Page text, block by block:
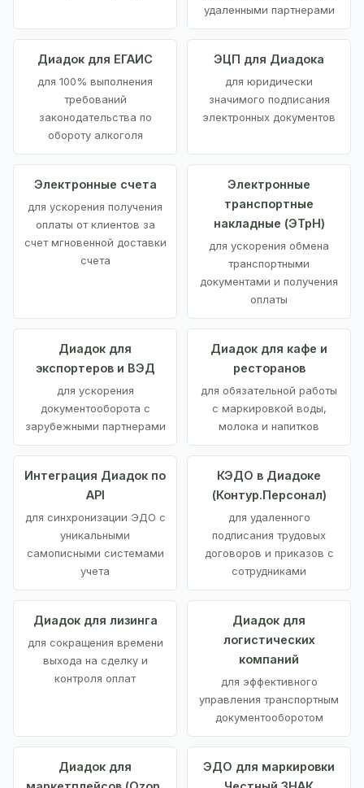
удаленными партнерами
Диадок для ЕГАИС
для 100% выполнения
требований
законодательства по
обороту алкоголя
ЭЦП для Диадока
для юридически
значимого подписания
электронных документов
Электронные счета
для ускорения получения
оплаты от клиентов за
счет мгновенной доставки
счета
Электронные
транспортные
накладные (ЭТрН)
для ускорения обмена
транспортными
документами и получения
оплаты
Диадок для
экспортеров и ВЭД
для ускорения
документооборота с
зарубежными партнерами
Диадок для кафе и
ресторанов
для обязательной работы
с маркировкой воды,
молока и напитков
Интеграция Диадок по
API
для синхронизации ЭДО с
уникальными
самописными системами
учета
КЭДО в Диадоке
(Контур.Персонал)
для удаленного
подписания трудовых
договоров и приказов с
сотрудниками
Диадок для лизинга
для сокращения времени
выхода на сделку и
контроля оплат
Диадок для
логистических
компаний
для эффективного
управления транспортным
документооборотом
Диадок для
ЭДО для маркировки